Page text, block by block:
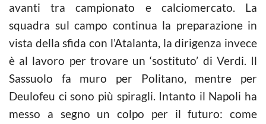
avanti tra campionato e calciomercato. La
squadra sul campo continua la preparazione in
vista della sfida con l’Atalanta, la dirigenza invece
è al lavoro per trovare un ‘sostituto’ di Verdi. Il
Sassuolo fa muro per Politano, mentre per
Deulofeu ci sono più spiragli. Intanto il Napoli ha
messo a segno un colpo per il futuro: come